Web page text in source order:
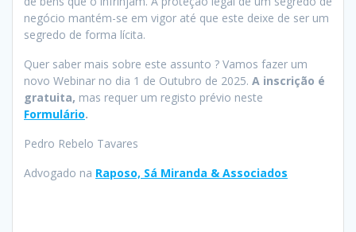
negócio mantém-se em vigor até que este deixe de ser um
segredo de forma lícita.
Quer saber mais sobre este assunto ? Vamos fazer um
novo Webinar no dia 1 de Outubro de 2025. A inscrição é
gratuita, mas requer um registo prévio neste
Formulário.
Pedro Rebelo Tavares
Advogado na Raposo, Sá Miranda & Associados